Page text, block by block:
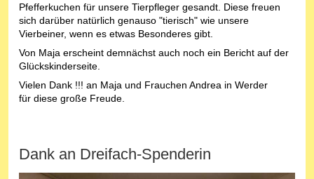
Pfefferkuchen für unsere Tierpfleger gesandt. Diese freuen
sich darüber natürlich genauso "tierisch" wie unsere
Vierbeiner, wenn es etwas Besonderes gibt.
Von Maja erscheint demnächst auch noch ein Bericht auf der
Glückskinderseite.
Vielen Dank !!! an Maja und Frauchen Andrea in Werder
für diese große Freude.
Dank an Dreifach-Spenderin